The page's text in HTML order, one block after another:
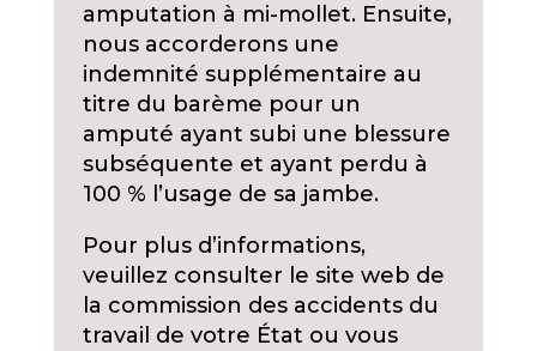
amputation à mi-mollet. Ensuite,
nous accorderons une
indemnité supplémentaire au
titre du barème pour un
amputé ayant subi une blessure
subséquente et ayant perdu à
100 % l’usage de sa jambe.
Pour plus d’informations,
veuillez consulter le site web de
la commission des accidents du
travail de votre État ou vous